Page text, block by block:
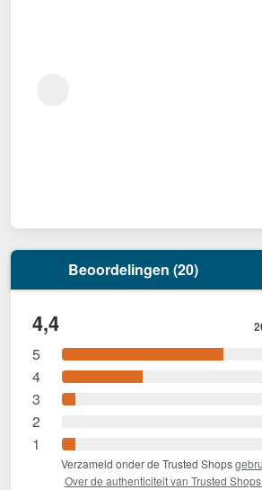
Beoordelingen (20)
4,4
5
4
3
2
1
Verzameld onder de Trusted Shops
Over de authenticiteit van Trusted